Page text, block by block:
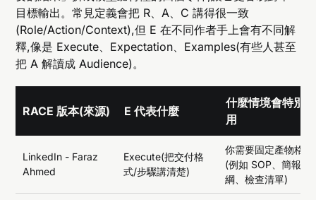
目標輸出。常見定義會把 R、A、C 講得很一致
(Role/Action/Context),但 E 在不同作者手上會有不同解
釋,像是 Execute、Expectation、Examples(有些人甚至
把 A 解讀成 Audience)。
RACE 版本(來源) E 代表什麼
什麼情境會特別好
用
LinkedIn - Faraz
Ahmed
Execute(把交付格
式/步驟講清楚)
你需要固定產物格式
(例如 SOP、簡報大
綱、檢查清單)